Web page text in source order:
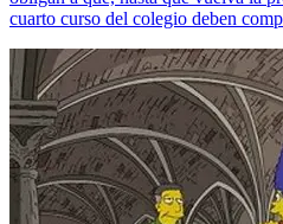
cuarto curso del colegio deben